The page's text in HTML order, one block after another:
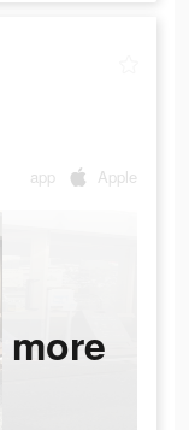
app Apple